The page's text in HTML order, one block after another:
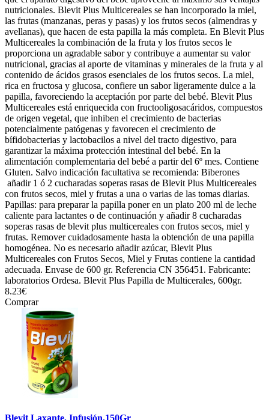
nutricionales. Blevit Plus Multicereales se han incorporado la miel,
las frutas (manzanas, peras y pasas) y los frutos secos (almendras y
avellanas), que hacen de esta papilla la más completa. En Blevit Plus
Multicereales la combinación de la fruta y los frutos secos le
proporciona un agradable sabor y contribuye a aumentar su valor
nutricional, gracias al aporte de vitaminas y minerales de la fruta y al
contenido de ácidos grasos esenciales de los frutos secos. La miel,
rica en fructosa y glucosa, confiere un sabor ligeramente dulce a la
papilla, favoreciendo la aceptación por parte del bebé. Blevit Plus
Multicereales está enriquecida con fructooligosacáridos, compuestos
de origen vegetal, que inhiben el crecimiento de bacterias
potencialmente patógenas y favorecen el crecimiento de
bífidobacterias y lactobacilos a nivel del tracto digestivo, para
garantizar la máxima protección intestinal del bebé. En la
alimentación complementaria del bebé a partir del 6º mes. Contiene
Gluten. Salvo indicación facultativa se recomienda: Biberones
añadir 1 ó 2 cucharadas soperas rasas de Blevit Plus Multicereales
con frutos secos, miel y frutas a una o varias de las tomas diarias.
Papillas: para preparar la papilla poner en un plato 200 ml de leche
caliente para lactantes o de continuación y añadir 8 cucharadas
soperas rasas de blevit plus multicereales con frutos secos, miel y
frutas. Remover cuidadosamente hasta la obtención de una papilla
homogénea. No es necesario añadir azúcar, Blevit Plus
Multicereales con Frutos Secos, Miel y Frutas contiene la cantidad
adecuada. Envase de 600 gr. Referencia CN 356451. Fabricante:
laboratorios Ordesa. Blevit Plus Papilla de Multicerales, 600gr.
8.23€
Comprar